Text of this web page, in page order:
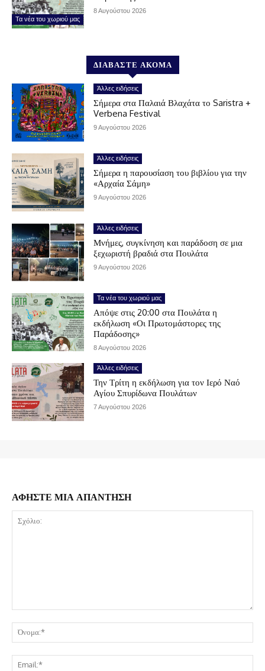
Τα νέα του χωριού μας
8 Αυγούστου 2026
ΔΙΑΒΑΣΤΕ ΑΚΟΜΑ
Άλλες ειδήσεις
Σήμερα στα Παλαιά Βλαχάτα το Saristra +
Verbena Festival
9 Αυγούστου 2026
Άλλες ειδήσεις
Σήμερα η παρουσίαση του βιβλίου για την
«Αρχαία Σάμη»
9 Αυγούστου 2026
Άλλες ειδήσεις
Μνήμες, συγκίνηση και παράδοση σε μια
ξεχωριστή βραδιά στα Πουλάτα
9 Αυγούστου 2026
Τα νέα του χωριού μας
Απόψε στις 20:00 στα Πουλάτα η
εκδήλωση «Οι Πρωτομάστορες της
Παράδοσης»
8 Αυγούστου 2026
Άλλες ειδήσεις
Την Τρίτη η εκδήλωση για τον Ιερό Ναό
Αγίου Σπυρίδωνα Πουλάτων
7 Αυγούστου 2026
ΑΦΗΣΤΕ ΜΙΑ ΑΠΑΝΤΗΣΗ